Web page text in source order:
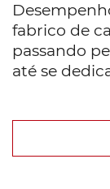
fabrico de
passando
até se